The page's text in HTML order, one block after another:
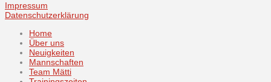
Impressum
Datenschutzerklärung
Home
Über uns
Neuigkeiten
Mannschaften
Team Mätti